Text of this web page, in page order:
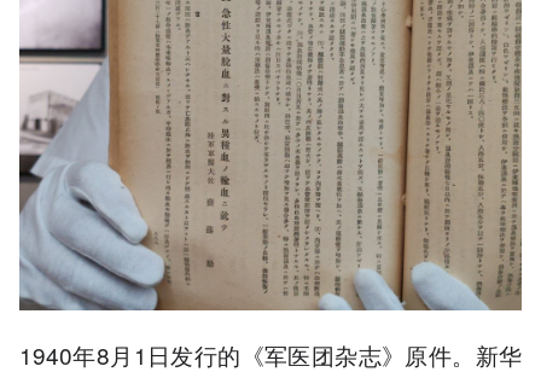
1940年8月1日发行的《军医团杂志》原件。新华